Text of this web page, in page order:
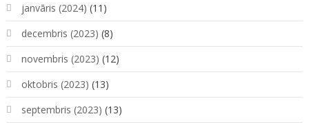
janvāris (2024) (11)
decembris (2023) (8)
novembris (2023) (12)
oktobris (2023) (13)
septembris (2023) (13)